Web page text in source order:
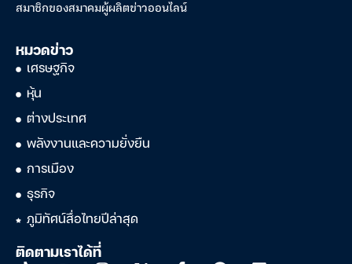
สมาชิกของสมาคมผู้ผลิตข่าวออนไลน์
หมวดข่าว
เศรษฐกิจ
หุ้น
ต่างประเทศ
พลังงานและความยั่งยืน
การเมือง
ธุรกิจ
ภูมิทัศน์สื่อไทยปีล่าสุด
ติดตามเราได้ที่